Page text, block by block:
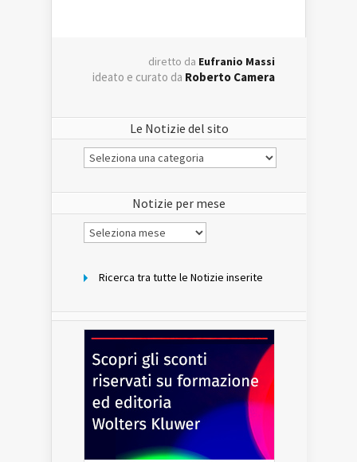
diretto da Eufranio Massi
ideato e curato da Roberto Camera
Le Notizie del sito
Le
Notizie
Notizie per mese
Notizie
per
Ricerca tra tutte le Notizie inserite